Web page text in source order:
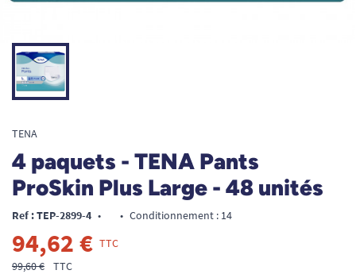
TENA
4 paquets - TENA Pants
ProSkin Plus Large - 48 unités
Ref : TEP-2899-4 • • Conditionnement : 14
94,62 € TTC
99,60 €
TTC